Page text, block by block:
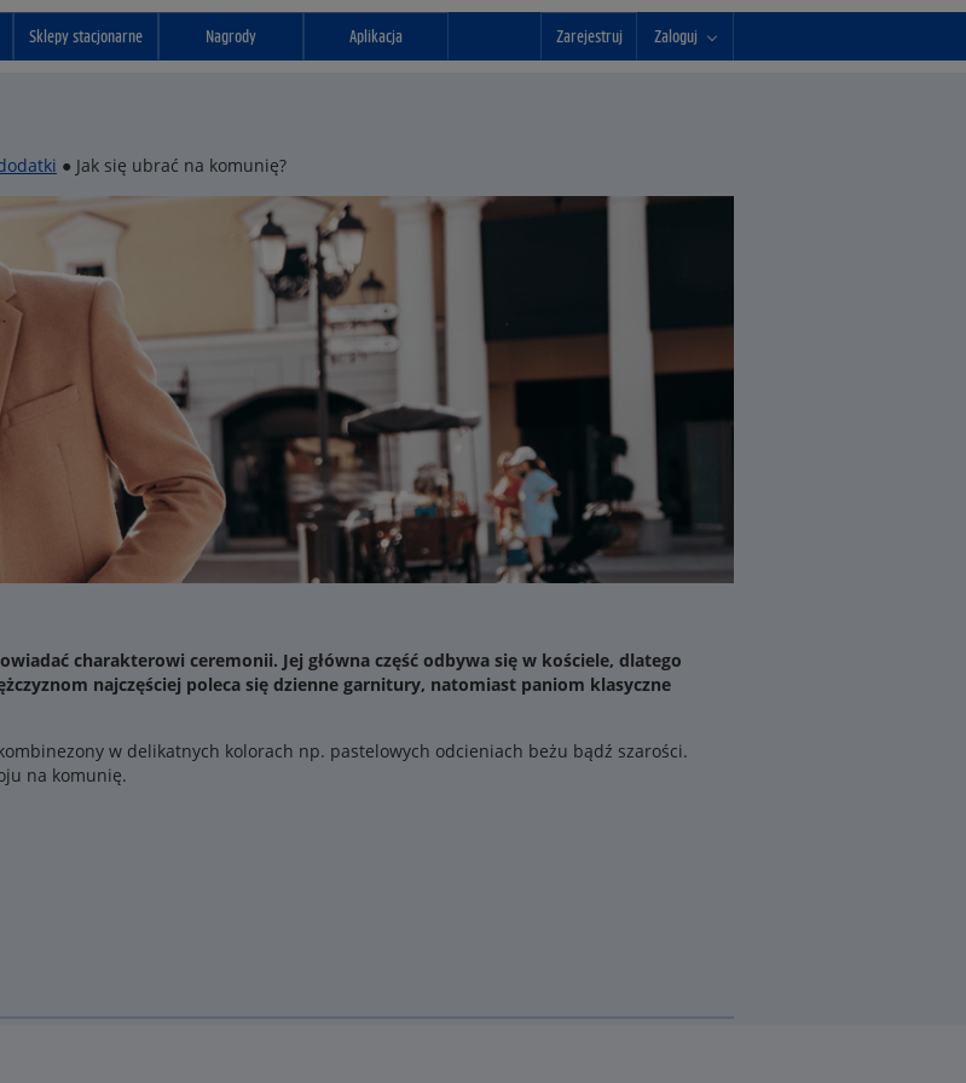
Sklepy stacjonarne Nagrody Aplikacja Zarejestruj Zaloguj
● Jak się ubrać na komunię?
charakterowi ceremonii. Jej główna część odbywa się w kościele, dlatego
najczęściej poleca się dzienne garnitury, natomiast paniom klasyczne
w delikatnych kolorach np. pastelowych odcieniach beżu bądź szarości.
na komunię.